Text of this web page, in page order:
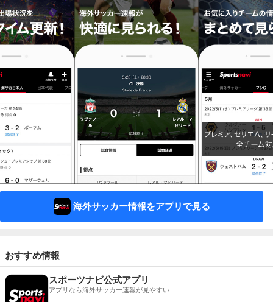
海外サッカー情報をアプリで見る
おすすめ情報
スポーツナビ公式アプリ
アプリなら海外サッカー速報が見やすい